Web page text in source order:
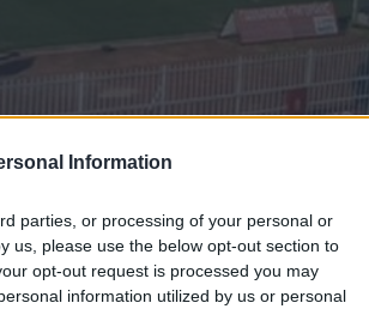
Information
parties, or processing of your personal or
us, please use the below opt-out section to
opt-out request is processed you may
information utilized by us or personal